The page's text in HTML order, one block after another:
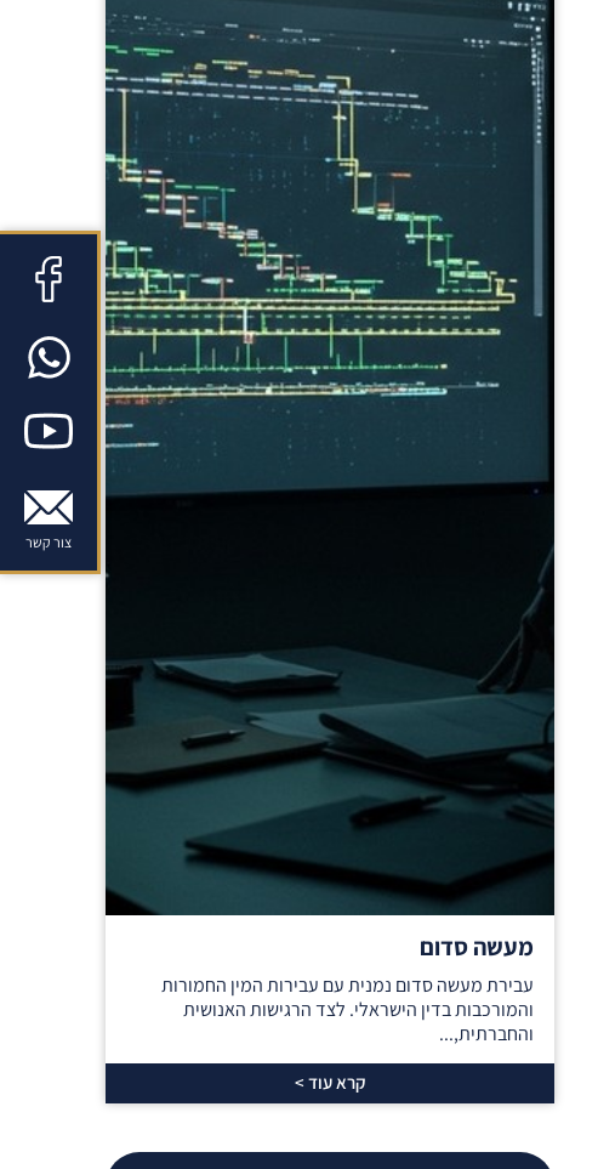
צור קשר
מעשה סדום
עבירת מעשה סדום נמנית עם עבירות המין החמורות
והמורכבות בדין הישראלי. לצד הרגישות האנושית
והחברתית,...
קרא עוד >